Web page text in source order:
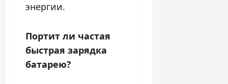
энергии.
Портит ли частая
быстрая зарядка
батарею?